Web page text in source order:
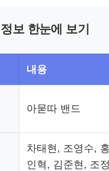
보 한눈에 보기
내용
아묻따 밴드
차태현, 조영수,
인혁, 김준현, 조